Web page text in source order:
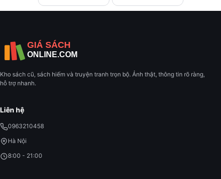
Kho sách cũ, sách hiếm và truyện tranh trọn bộ. Ảnh thật, thông tin rõ ràng,
hỗ trợ nhanh.
Liên hệ
0963210458
Hà Nội
8:00 - 21:00